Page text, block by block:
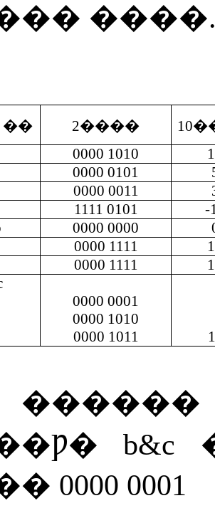
����
�� 2���� 10
0000 1010
0000 0101
0000 0011
1111 0101
-
0000 0000
0000 1111
0000 1111
0000 0001
0000 1010
0000 1011
������
b&c
0000 0001